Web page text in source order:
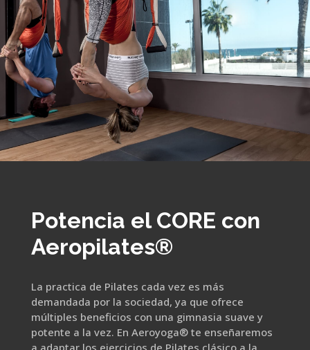
Potencia el CORE con
Aeropilates®
La practica de Pilates cada vez es más
demandada por la sociedad, ya que ofrece
múltiples beneficios con una gimnasia suave y
potente a la vez. En Aeroyoga® te enseñaremos